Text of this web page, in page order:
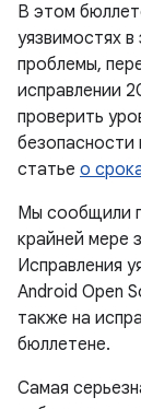
В этом
уязвимостях
проблемы,
исправлении
проверить
безопасности
статье о
Мы сообщили
крайней мере
Исправления
Android Open
также на
бюллетене.
Самая